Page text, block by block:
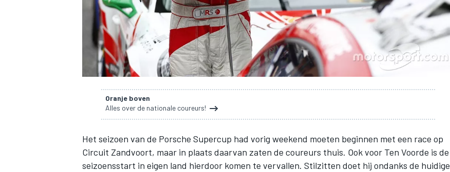
Oranje boven
Alles over de nationale coureurs!
Het seizoen van de Porsche Supercup had vorig weekend moeten beginnen met een race op
Circuit Zandvoort, maar in plaats daarvan zaten de coureurs thuis. Ook voor Ten Voorde is de
seizoensstart in eigen land hierdoor komen te vervallen. Stilzitten doet hij ondanks de huidige